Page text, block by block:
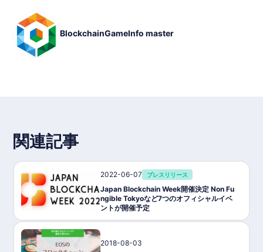
BlockchainGameInfo master
関連記事
2022-06-07 プレスリリース
Japan Blockchain Week開催決定 Non Fu
ngible Tokyoなど7つのオフィシャルイベ
ントが開催予定
2018-08-03